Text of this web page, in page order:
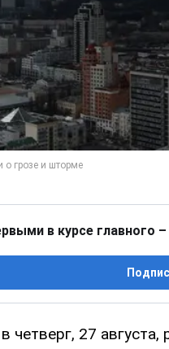
в курсе главного
четверг, 27 августа,